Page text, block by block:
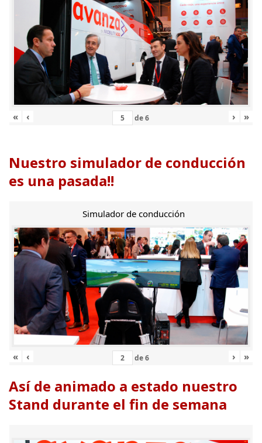
« ‹ de6 › »
Nuestro simulador de conducción
es una pasada!!
Simulador de conducción
« ‹ de6 › »
Así de animado a estado nuestro
Stand durante el fin de semana